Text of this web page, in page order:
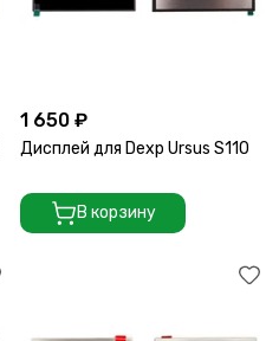
1 650 ₽
Дисплей для Dexp Ursus S110
В корзину